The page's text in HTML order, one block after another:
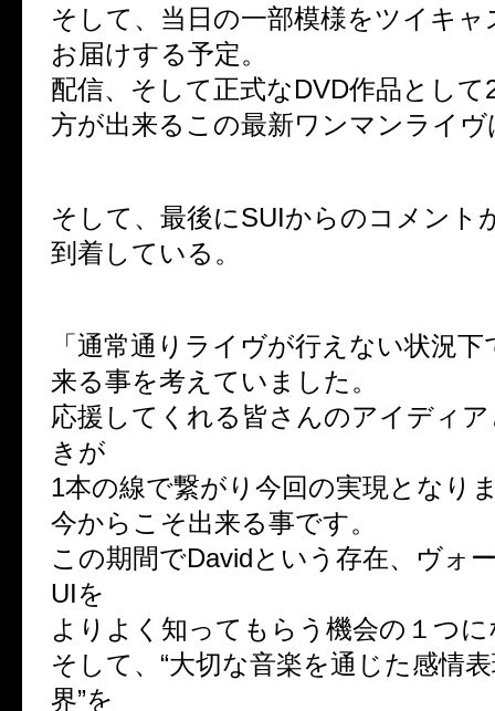
そして、当日の一部模様をツイキ
お届けする予定。
配信、そして正式なDVD作品とし
方が出来るこの最新ワンマンライヴ
そして、最後にSUIからのコメント
到着している。
「通常通りライヴが行えない状況
来る事を考えていました。
応援してくれる皆さんのアイディ
きが
1本の線で繋がり今回の実現となり
今からこそ出来る事です。
この期間でDavidという存在、ヴォ
UIを
よりよく知ってもらう機会の１つ
そして、“大切な音楽を通じた感情
界”を